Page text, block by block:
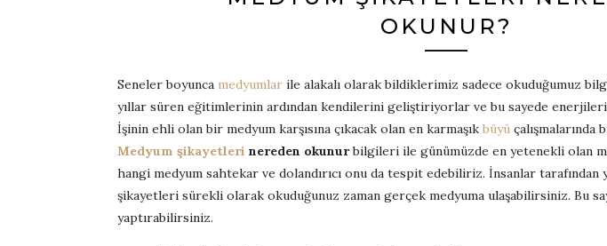
OKUNUR?
Seneler boyunca medyumlar ile alakalı olarak bildiklerimiz sadece okuduğumuz
yıllar süren eğitimlerinin ardından kendilerini geliştiriyorlar ve bu sayede
İşinin ehli olan bir medyum karşısına çıkacak olan en karmaşık büyü
Medyum şikayetleri nereden okunurbilgileri ile günümüzde en yetenekli olan
hangi medyum sahtekar ve dolandırıcı onu da tespit edebiliriz. İnsanlar tarafından
şikayetleri sürekli olarak okuduğunuz zaman gerçek medyuma ulaşabilirsiniz. Bu
yaptırabilirsiniz.